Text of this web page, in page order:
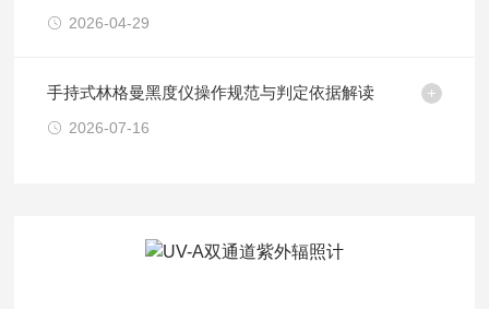
2026-04-29
手持式林格曼黑度仪操作规范与判定依据解读
2026-07-16